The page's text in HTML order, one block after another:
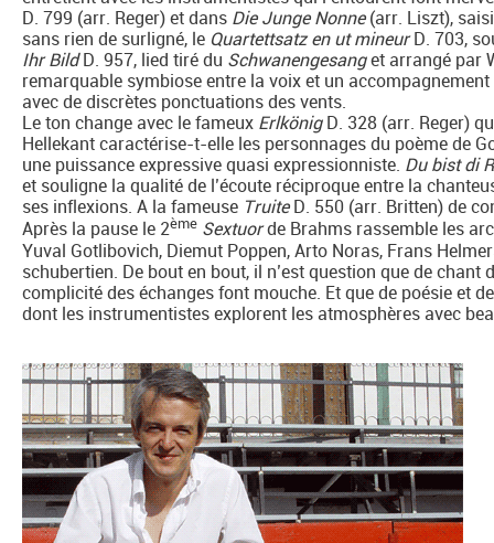
D. 799 (arr. Reger) et dans Die Junge Nonne(arr. Liszt),
sans rien de surligné, le Quartettsatz en ut mineurD. 703,
Ihr BildD. 957, lied tiré du Schwanengesanget arrangé par
remarquable symbiose entre la voix et un
avec de discrètes ponctuations des vents.
Le ton change avec le fameux ErlkönigD. 328 (arr. Reger)
Hellekant caractérise-t-elle les personnages du poème de
une puissance expressive quasi expressionniste. Du bist di
et souligne la qualité de l’écoute réciproque entre la
ses inflexions. A la fameuse TruiteD. 550 (arr. Britten) de
Après la pause le 2ème Sextuorde Brahms rassemble les
Yuval Gotlibovich, Diemut Poppen, Arto Noras, Frans
schubertien. De bout en bout, il n’est question que de
complicité des échanges font mouche. Et que de poésie et
dont les instrumentistes explorent les atmosphères avec